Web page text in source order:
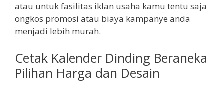
atau untuk fasilitas iklan usaha kamu tentu saja
ongkos promosi atau biaya kampanye anda
menjadi lebih murah.
Cetak Kalender Dinding Beraneka
Pilihan Harga dan Desain